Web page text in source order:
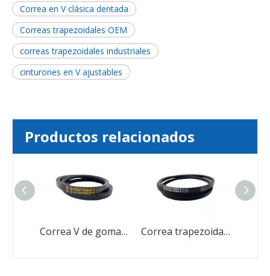
Correa en V clásica dentada
Correas trapezoidales OEM
correas trapezoidales industriales
cinturones en V ajustables
Productos relacionados
Correa V de goma de velocidad variable con dientes para cosechadora Correa trapezoidal de transmisión de potencia con correa en V envuelta en caucho para la industria de alta eficiencia de transmisión